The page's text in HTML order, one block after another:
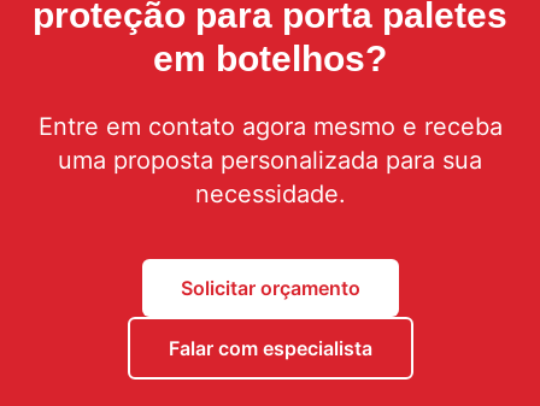
proteção para porta paletes
em botelhos?
Entre em contato agora mesmo e receba
uma proposta personalizada para sua
necessidade.
Solicitar orçamento
Falar com especialista